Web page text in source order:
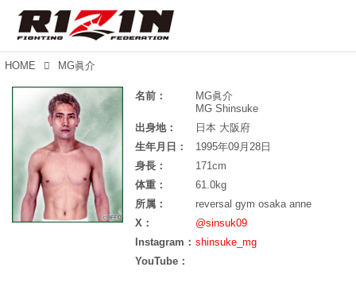
HOME MG眞介
名前：
MG眞介
MG Shinsuke
出身地：
日本 大阪府
生年月日：
1995年09月28日
身長：
171cm
体重：
61.0kg
所属：
reversal gym osaka anne
X：
@sinsuk09
Instagram： shinsuke_mg
YouTube：